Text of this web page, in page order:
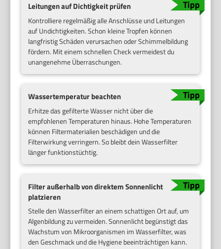
Leitungen auf Dichtigkeit prüfen
Kontrolliere regelmäßig alle Anschlüsse und Leitungen
auf Undichtigkeiten. Schon kleine Tropfen können
langfristig Schäden verursachen oder Schimmelbildung
fördern. Mit einem schnellen Check vermeidest du
unangenehme Überraschungen.
Wassertemperatur beachten
Erhitze das gefilterte Wasser nicht über die
empfohlenen Temperaturen hinaus. Hohe Temperaturen
können Filtermaterialien beschädigen und die
Filterwirkung verringern. So bleibt dein Wasserfilter
länger funktionstüchtig.
Filter außerhalb von direktem Sonnenlicht
platzieren
Stelle den Wasserfilter an einem schattigen Ort auf, um
Algenbildung zu vermeiden. Sonnenlicht begünstigt das
Wachstum von Mikroorganismen im Wasserfilter, was
den Geschmack und die Hygiene beeinträchtigen kann.